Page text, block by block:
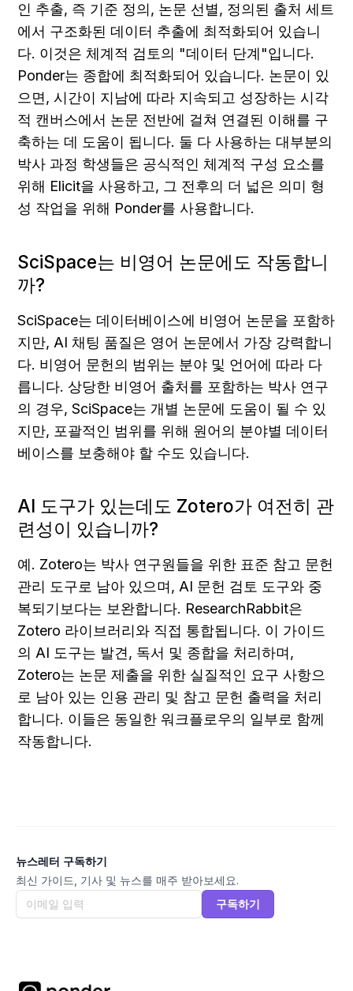
인 추출, 즉 기준 정의, 논문 선별, 정의된 출처 세트
에서 구조화된 데이터 추출에 최적화되어 있습니
다. 이것은 체계적 검토의 "데이터 단계"입니다.
Ponder는 종합에 최적화되어 있습니다. 논문이 있
으면, 시간이 지남에 따라 지속되고 성장하는 시각
적 캔버스에서 논문 전반에 걸쳐 연결된 이해를 구
축하는 데 도움이 됩니다. 둘 다 사용하는 대부분의
박사 과정 학생들은 공식적인 체계적 구성 요소를
위해 Elicit을 사용하고, 그 전후의 더 넓은 의미 형
성 작업을 위해 Ponder를 사용합니다.
SciSpace는 비영어 논문에도 작동합니
까?
SciSpace는 데이터베이스에 비영어 논문을 포함하
지만, AI 채팅 품질은 영어 논문에서 가장 강력합니
다. 비영어 문헌의 범위는 분야 및 언어에 따라 다
릅니다. 상당한 비영어 출처를 포함하는 박사 연구
의 경우, SciSpace는 개별 논문에 도움이 될 수 있
지만, 포괄적인 범위를 위해 원어의 분야별 데이터
베이스를 보충해야 할 수도 있습니다.
AI 도구가 있는데도 Zotero가 여전히 관
련성이 있습니까?
예. Zotero는 박사 연구원들을 위한 표준 참고 문헌
관리 도구로 남아 있으며, AI 문헌 검토 도구와 중
복되기보다는 보완합니다. ResearchRabbit은
Zotero 라이브러리와 직접 통합됩니다. 이 가이드
의 AI 도구는 발견, 독서 및 종합을 처리하며,
Zotero는 논문 제출을 위한 실질적인 요구 사항으
로 남아 있는 인용 관리 및 참고 문헌 출력을 처리
합니다. 이들은 동일한 워크플로우의 일부로 함께
작동합니다.
뉴스레터 구독하기
최신 가이드, 기사 및 뉴스를 매주 받아보세요.
구독하기